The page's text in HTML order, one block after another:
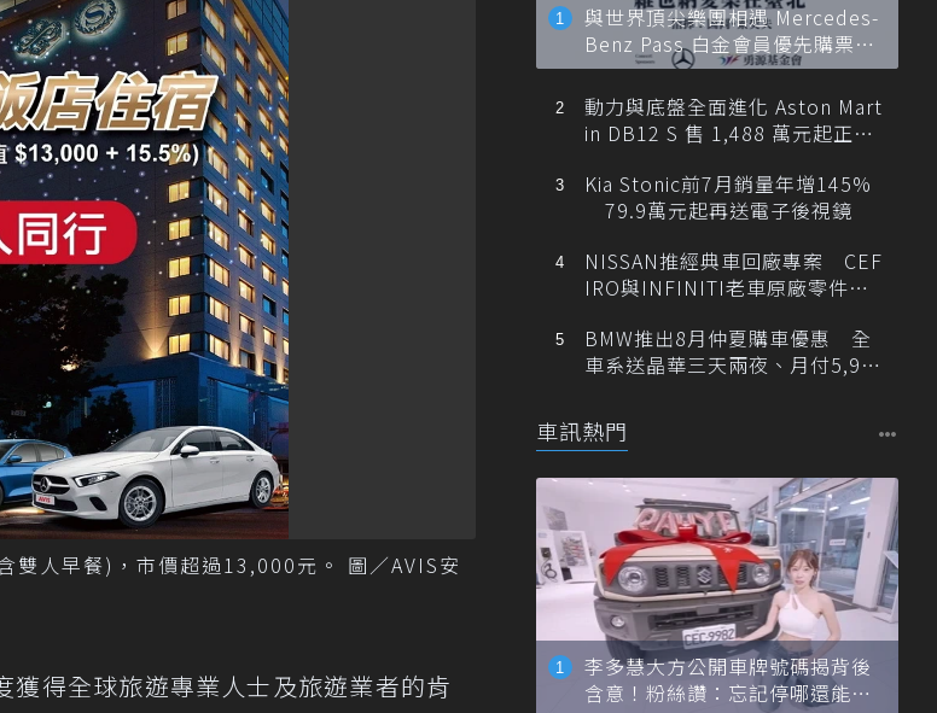
雙人早餐)，市價超過13,000元。 圖／AVIS安
獲得全球旅遊專業人士及旅遊業者的肯
與世界頂尖樂團相遇 Mercedes-
Benz Pass 白金會員優先購票維
也納愛樂
動力與底盤全面進化 Aston Mart
in DB12 S 售 1,488 萬元起正式
Kia Stonic前7月銷量年增145%
79.9萬元起再送電子後視鏡
NISSAN推經典車回廠專案 CEF
IRO與INFINITI老車原廠零件最
BMW推出8月仲夏購車優惠 全
車系送晶華三天兩夜、月付5,900
車訊熱門
李多慧大方公開車牌號碼揭背後
含意！粉絲讚：忘記停哪還能幫